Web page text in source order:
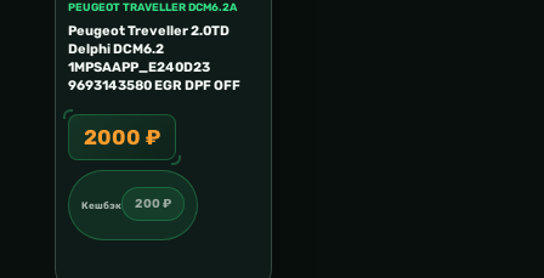
PEUGEOT TRAVELLER DCM6.2A
Peugeot Treveller 2.0TD
Delphi DCM6.2
1MPSAAPP_E240D23
9693143580 EGR DPF OFF
2000 ₽
Кешбэк 200 ₽